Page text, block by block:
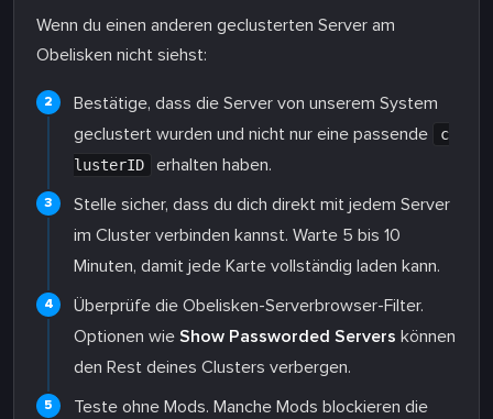
Wenn du einen anderen geclusterten Server am
Obelisken nicht siehst:
Bestätige, dass die Server von unserem System
geclustert wurden und nicht nur eine passende
c
lusterID
erhalten haben.
Stelle sicher, dass du dich direkt mit jedem Server
im Cluster verbinden kannst. Warte 5 bis 10
Minuten, damit jede Karte vollständig laden kann.
Überprüfe die Obelisken-Serverbrowser-Filter.
Optionen wie Show Passworded Servers können
den Rest deines Clusters verbergen.
Teste ohne Mods. Manche Mods blockieren die